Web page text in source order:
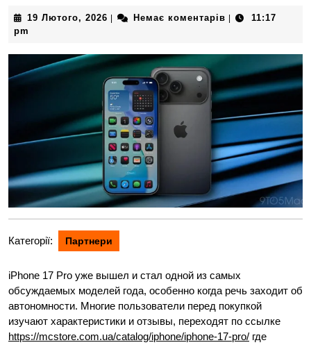
19 Лютого, 2026 19
Немає коментарів
11:17
pm
Категорії: Партнери
iPhone 17 Pro уже вышел и стал одной из самых
обсуждаемых моделей года, особенно когда речь заходит об
автономности. Многие пользователи перед покупкой
изучают характеристики и отзывы, переходят по ссылке
https://mcstore.com.ua/catalog/iphone/iphone-17-pro/ где